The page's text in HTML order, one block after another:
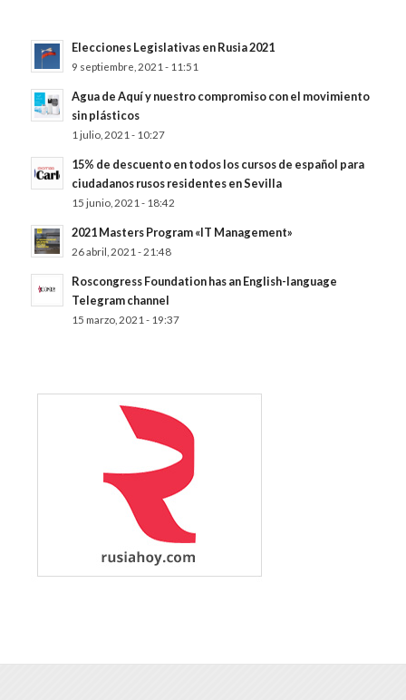
Elecciones Legislativas en Rusia 2021
9 septiembre, 2021 - 11:51
Agua de Aquí y nuestro compromiso con el movimiento
sin plásticos
1 julio, 2021 - 10:27
15% de descuento en todos los cursos de español para
ciudadanos rusos residentes en Sevilla
15 junio, 2021 - 18:42
2021 Masters Program «IT Management»
26 abril, 2021 - 21:48
Roscongress Foundation has an English-language
Telegram channel
15 marzo, 2021 - 19:37